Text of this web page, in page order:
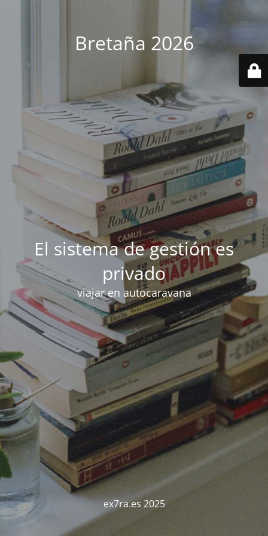
Bretaña 2026
El sistema de gestión es
privado
viajar en autocaravana
ex7ra.es 2025